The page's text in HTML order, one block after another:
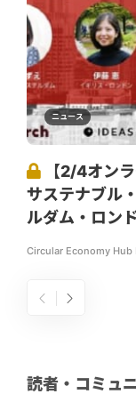
ニュース
【2/4オン
サステナブル
ルダム・ロン
Circular Economy Hub
読者・コミュ